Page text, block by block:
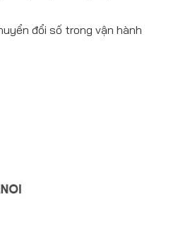
đổi số trong vận hành